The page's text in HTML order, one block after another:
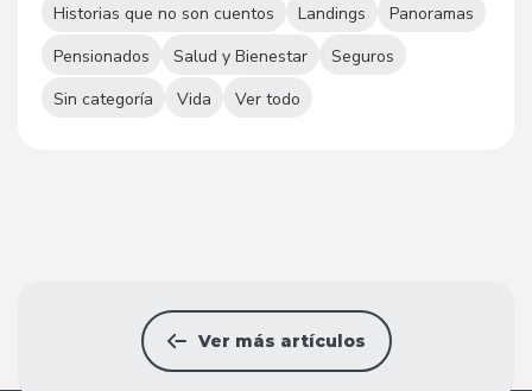
Historias que no son cuentos
Landings
Panoramas
Pensionados
Salud y Bienestar
Seguros
Sin categoría
Vida Ver todo
Ver más artículos